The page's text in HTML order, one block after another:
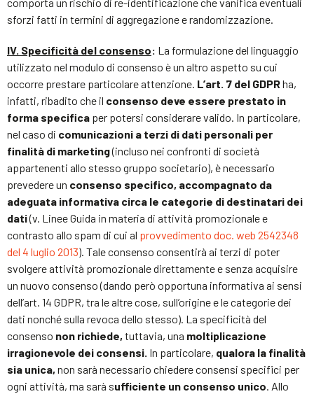
sforzi fatti in termini di aggregazione e randomizzazione.
IV. Specificità del consenso: La formulazione del linguaggio
utilizzato nel modulo di consenso è un altro aspetto su cui
occorre prestare particolare attenzione. L’art. 7 del GDPRha,
infatti, ribadito che il consenso deve essere prestato in
forma specifica per potersi considerare valido. In particolare,
nel caso di comunicazioni a terzi di dati personali per
finalità di marketing(incluso nei confronti di società
appartenenti allo stesso gruppo societario), è necessario
prevedere un consenso specifico, accompagnato da
adeguata informativa circa le categorie di destinatari dei
dati(v. Linee Guida in materia di attività promozionale e
contrasto allo spam di cui al provvedimento doc. web 2542348
del 4 luglio 2013). Tale consenso consentirà ai terzi di poter
svolgere attività promozionale direttamente e senza acquisire
un nuovo consenso (dando però opportuna informativa ai sensi
dell’art. 14 GDPR, tra le altre cose, sull’origine e le categorie dei
dati nonché sulla revoca dello stesso). La specificità del
consenso non richiede, tuttavia, una moltiplicazione
irragionevole dei consensi. In particolare, qualora la finalità
sia unica, non sarà necessario chiedere consensi specifici per
ogni attività, ma sarà sufficiente un consenso unico . Allo